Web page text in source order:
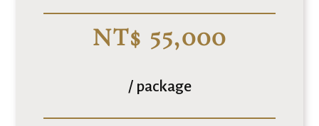
NT$ 55,000
/ package